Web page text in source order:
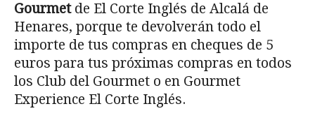
Gourmet de El Corte Inglés de Alcalá de
Henares, porque te devolverán todo el
importe de tus compras en cheques de 5
euros para tus próximas compras en todos
los Club del Gourmet o en Gourmet
Experience El Corte Inglés.